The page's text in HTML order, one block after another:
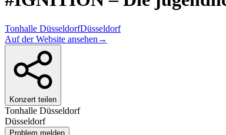
Tonhalle DüsseldorfDüsseldorf
Auf der Website ansehen →
Konzert teilen
Tonhalle Düsseldorf
Düsseldorf
Problem melden